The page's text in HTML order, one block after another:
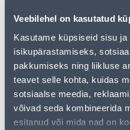
Veebilehel on kasutatud
Kasutame küpsiseid sisu ja
isikupärastamiseks,
pakkumiseks ning liikluse
teavet selle kohta, kuidas
sotsiaalse meedia,
võivad seda kombineerida
esitanud või mida nad on
Teie ostlemisrõõm ei pea
uurimistööd saate jätkata,
kasutades meie võimsat
veelgi meelepärasemad
Tarne pole võimalik